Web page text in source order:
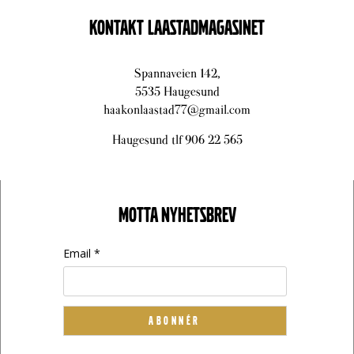
KONTAKT LAASTADMAGASINET
Spannaveien 142,
5535 Haugesund
haakonlaastad77@gmail.com
Haugesund tlf 906 22 565
MOTTA NYHETSBREV
Email *